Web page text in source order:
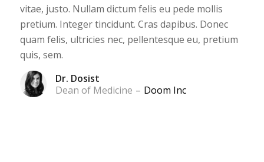
vitae, justo. Nullam dictum felis eu pede mollis
pretium. Integer tincidunt. Cras dapibus. Donec
quam felis, ultricies nec, pellentesque eu, pretium
quis, sem.
Dr. Dosist
Dean of Medicine – Doom Inc